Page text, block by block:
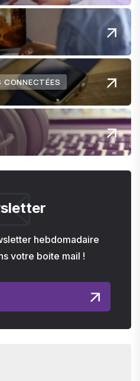
hebdomadaire
votre boite mail !